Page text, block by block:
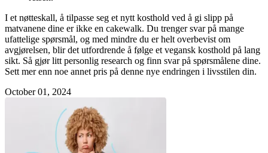
I et nøtteskall, å tilpasse seg et nytt kosthold ved å gi slipp på
matvanene dine er ikke en cakewalk. Du trenger svar på mange
ufattelige spørsmål, og med mindre du er helt overbevist om
avgjørelsen, blir det utfordrende å følge et vegansk kosthold på lang
sikt. Så gjør litt personlig research og finn svar på spørsmålene dine.
Sett mer enn noe annet pris på denne nye endringen i livsstilen din.
October 01, 2024